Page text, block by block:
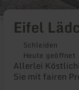
Eifel
Schleiden
Heute geöffnet
Allerlei
Sie mit fairen